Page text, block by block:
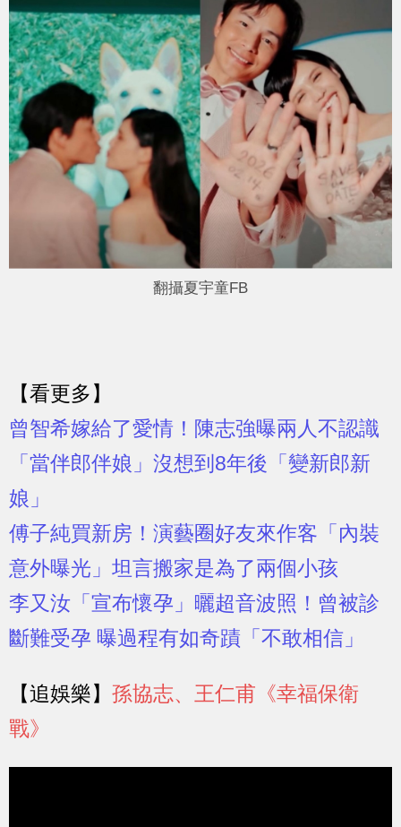
翻攝夏宇童FB
【看更多】
曾智希嫁給了愛情！陳志強曝兩人不認識
「當伴郎伴娘」沒想到8年後「變新郎新
娘」
傅子純買新房！演藝圈好友來作客「內裝
意外曝光」坦言搬家是為了兩個小孩
李又汝「宣布懷孕」曬超音波照！曾被診
斷難受孕 曝過程有如奇蹟「不敢相信」
【追娛樂】 孫協志、王仁甫《幸福保衛
戰》